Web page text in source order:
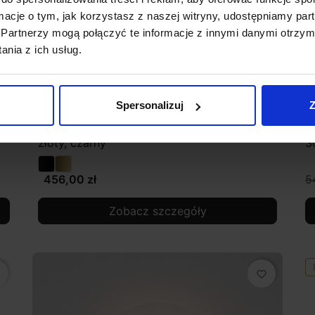
o tym, jak korzystasz z naszej witryny, udostępniamy
mogą połączyć te informacje z innymi danymi
z ich usług.
Spersonalizuj
LUCES LESTER kinkiet LED 30cm alabaster
złoty, czarny
456,00 zł
Zobacz szczegóły
favorite_border